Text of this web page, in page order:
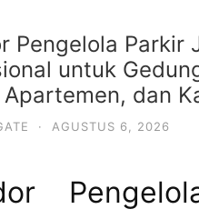
Pengelola Parkir
untuk
dan
· AGUSTUS 6, 2026